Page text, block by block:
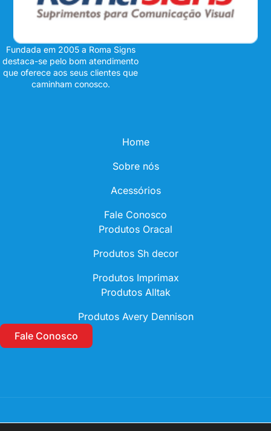
Fundada em 2005 a Roma Signs
destaca-se pelo bom atendimento
que oferece aos seus clientes que
caminham conosco.
Home
Sobre nós
Acessórios
Fale Conosco
Produtos Oracal
Produtos Sh decor
Produtos Imprimax
Produtos Alltak
Produtos Avery Dennison
Fale Conosco